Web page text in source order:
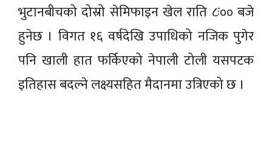
भुटानबीचको दोस्रो सेमिफाइन खेल राति ८ः०० बजे
हुनेछ । विगत १६ वर्षदेखि उपाधिको नजिक पुगेर
पनि खाली हात फर्किएको नेपाली टोली यसपटक
इतिहास बदल्ने लक्ष्यसहित मैदानमा उत्रिएको छ ।